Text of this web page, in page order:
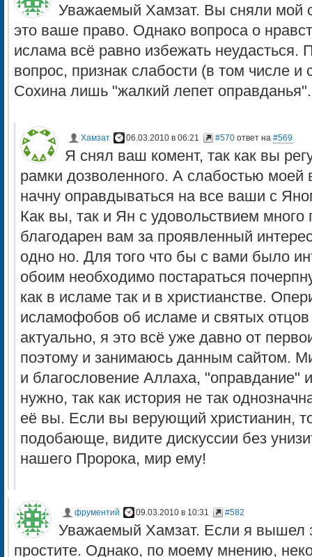
Уважаемый Хамзат. Вы сняли мой
это ваше право. Однако вопроса о
ислама всё равно избежать неудасться.
вопрос, признак слабости (в том числе и
Сохина лишь "жалкий лепет оправданья".
Хамзат 06.03.2010 в 06:21 #570 ответ на #569
Я снял ваш комент, так как вы
рамки дозволенного. А слабостью моей
начну оправдываться на все ваши с
Как вы, так и Ян с удовольствием много
благодарен вам за проявленный
одно но. Для того что бы с вами было
обоим необходимо постараться
как в исламе так и в христианстве.
исламофобов об исламе и святых отцов
актуально, я это всё уже давно от
поэтому и занимаюсь данным сайтом.
и благословение Аллаха, "оправдание"
нужно, так как история не так
её вы. Если вы верующий христианин,
подобающе, видите дискуссии без
нашего Пророка, мир ему!
фрументий 09.03.2010 в 10:31 #582
Уважаемый Хамзат. Если я вышел
простите. Однако, по моему мнению,